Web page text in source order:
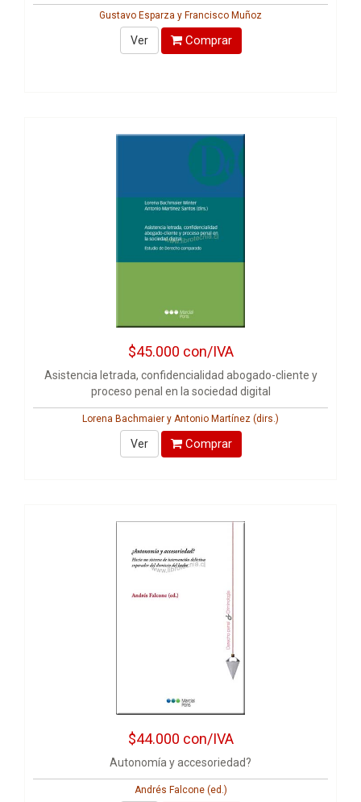
Gustavo Esparza y Francisco Muñoz
Ver Comprar
$45.000 con/IVA
Asistencia letrada, confidencialidad abogado-cliente y
proceso penal en la sociedad digital
Lorena Bachmaier y Antonio Martínez (dirs.)
Ver Comprar
$44.000 con/IVA
Autonomía y accesoriedad?
Andrés Falcone (ed.)